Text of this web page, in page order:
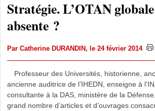
Stratégie. L’OTAN
absente ?
Par Catherine DURANDIN, le 24 février 2014
Professeur des Universités, historienne,
ancienne auditrice de l’IHEDN, enseigne à
consultante à la DAS, ministère de la
grand nombre d’articles et d’ouvrages